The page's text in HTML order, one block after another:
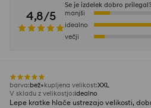
4,8/5
Se je izdelek dobro prilegal?
manjši
idealno
večji
barva:bež kupljena velikost:XXL
V skladu z velikostjo:idealno
Lepe kratke hlače ustrezajo velikosti,